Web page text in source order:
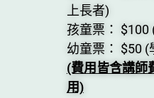
上長者)
孩童票： $100
幼童票： $50 (
(費用皆含講師
用)